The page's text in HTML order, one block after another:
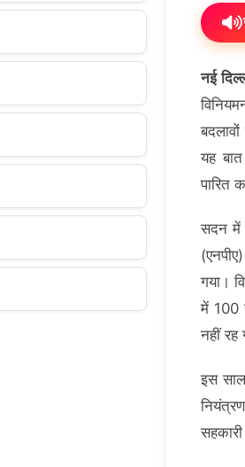
नई
यह
पारित
सदन में
गया।
में 100
नहीं
इस